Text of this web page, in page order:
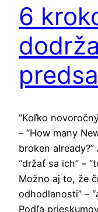
6
“Koľko
– “How many
broken
“držať sa ich” –
Možno aj to, že
odhodlanosti” –
Podľa